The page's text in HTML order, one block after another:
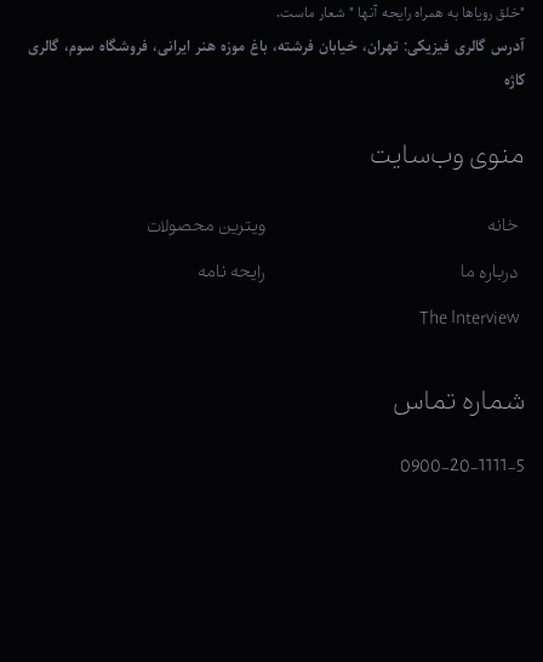
"خلق رویاها به همراه رایحه آنها " شعار ماست.
آدرس گالری فیزیکی: تهران، خیابان فرشته، باغ موزه هنر ایرانی، فروشگاه سوم، گالری
کاژه
شماره تماس
0900-20-1111-5
منوی وب‌سایت
خانه
ویترین محصولات
درباره ما
رایحه نامه
The Interview